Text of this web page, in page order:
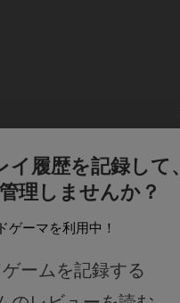
履歴を記録して、
理しませんか？
ゲーマを利用中！
ームを記録する